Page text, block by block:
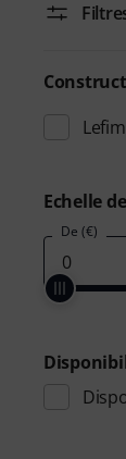
Echelle
De (€)